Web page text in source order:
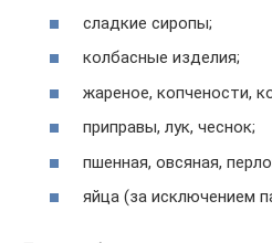
сладкие сиропы;
колбасные изделия;
жареное, копчености,
приправы, лук, чеснок;
пшенная, овсяная,
яйца (за исключением